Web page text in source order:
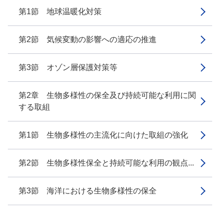
第1節 地球温暖化対策
第2節 気候変動の影響への適応の推進
第3節 オゾン層保護対策等
第2章 生物多様性の保全及び持続可能な利用に関
する取組
第1節 生物多様性の主流化に向けた取組の強化
第2節 生物多様性保全と持続可能な利用の観点...
第3節 海洋における生物多様性の保全